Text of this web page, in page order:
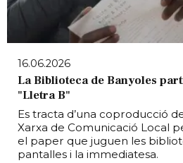
16.06.2026
La Biblioteca de Banyoles
"Lletra B"
Es tracta d’una coproducció
Xarxa de Comunicació Local
el paper que juguen les
pantalles i la immediatesa.